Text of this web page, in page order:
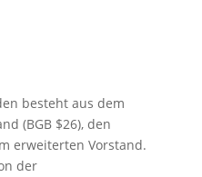
besteht aus dem
(BGB $26), den
erweiterten Vorstand.
der